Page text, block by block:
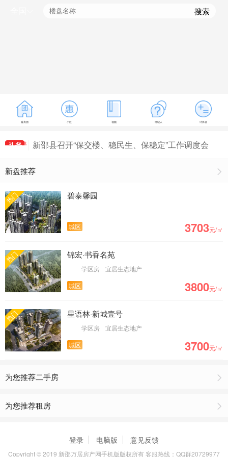
搜索
看房团 小区 视频 经纪人 计算器
新邵县召开“保交楼、稳民生、保稳定”工作调度会
房价为3859元/㎡
“家”倍温暖|有关冬季装修我有话说
资水湾延期交房通知
二期工程进度
新盘推荐
热门 碧泰馨园
城区 3703元/㎡
热门 锦宏·书香名苑
学区房
宜居生态地产
城区
3800元/㎡
热门 星语林·新城壹号
学区房
宜居生态地产
城区
3700元/㎡
为您推荐二手房
为您推荐租房
登录 电脑版 意见反馈
Copyright © 2019 新邵万居房产网手机版版权所有 客服热线：QQ群20729977